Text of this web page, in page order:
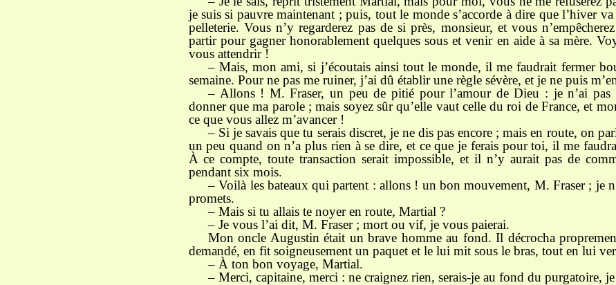
je suis si pauvre maintenant ; puis, tout le monde s’accorde à dire que l’hiver
pelleterie. Vous n’y regarderez pas de si près, monsieur, et vous
partir pour gagner honorablement quelques sous et venir en aide à sa mère.
vous attendrir !
– Mais, mon ami, si j’écoutais ainsi tout le monde, il me faudrait fermer
semaine. Pour ne pas me ruiner, j’ai dû établir une règle sévère, et je ne puis
– Allons ! M. Fraser, un peu de pitié pour l’amour de Dieu : je n’ai pas
donner que ma parole ; mais soyez sûr qu’elle vaut celle du roi de France, et
ce que vous allez m’avancer !
– Si je savais que tu serais discret, je ne dis pas encore ; mais en route, on
un peu quand on n’a plus rien à se dire, et ce que je ferais pour toi, il me
À ce compte, toute transaction serait impossible, et il n’y aurait pas de
pendant six mois.
– Voilà les bateaux qui partent : allons ! un bon mouvement, M. Fraser ; je
promets.
– Mais si tu allais te noyer en route, Martial ?
– Je vous l’ai dit, M. Fraser ; mort ou vif, je vous paierai.
Mon oncle Augustin était un brave homme au fond. Il décrocha
demandé, en fit soigneusement un paquet et le lui mit sous le bras, tout en lui
– À ton bon voyage, Martial.
– Merci, capitaine, merci : ne craignez rien, serais-je au fond du purgatoire,